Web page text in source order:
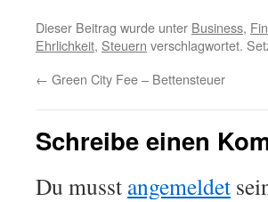
Dieser Beitrag wurde unter Business,
Ehrlichkeit, Steuern verschlagwortet.
← Green City Fee – Bettensteuer
Schreibe einen
Du musst angemeldet